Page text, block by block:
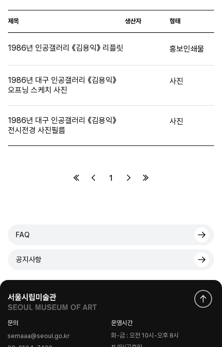
제목 생산자 형태
1986년 인공갤러리 《김용익》 리플릿 홍보인쇄물
1986년 대구 인공갤러리 《김용익》
오프닝 스케치 사진
사진
1986년 대구 인공갤러리 《김용익》
전시전경 사진필름
사진
1
FAQ
공지사항
문의
semaaa@seoul.go.kr
운영시간
화-금 : 오전 10시-오후 8시